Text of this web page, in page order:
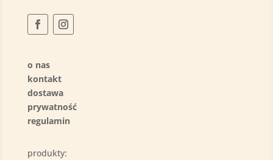
o nas
kontakt
dostawa
prywatność
regulamin
produkty: